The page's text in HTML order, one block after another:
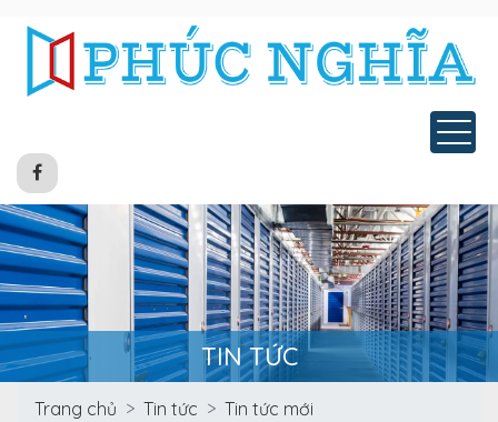
TIN TỨC
Trang chủ Tin tức
Tin tức mới